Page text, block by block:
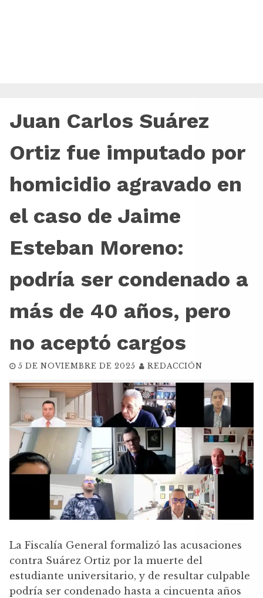
Juan Carlos Suárez
Ortiz fue imputado por
homicidio agravado en
el caso de Jaime
Esteban Moreno:
podría ser condenado a
más de 40 años, pero
no aceptó cargos
5 DE NOVIEMBRE DE 2025 REDACCIÓN
La Fiscalía General formalizó las acusaciones
contra Suárez Ortiz por la muerte del
estudiante universitario, y de resultar culpable
podría ser condenado hasta a cincuenta años